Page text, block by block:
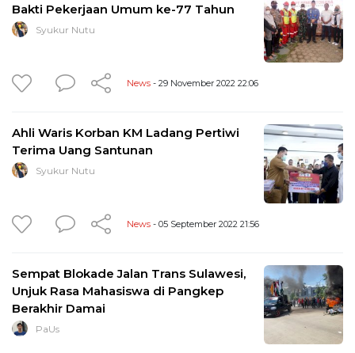
Bakti Pekerjaan Umum ke-77 Tahun
Syukur Nutu
News - 29 November 2022 22:06
Ahli Waris Korban KM Ladang Pertiwi
Terima Uang Santunan
Syukur Nutu
News - 05 September 2022 21:56
Sempat Blokade Jalan Trans Sulawesi,
Unjuk Rasa Mahasiswa di Pangkep
Berakhir Damai
PaUs